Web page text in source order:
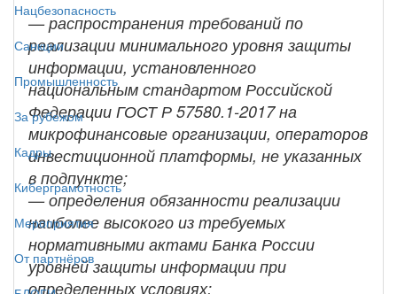
Нацбезопасность
Санкции
Промышленность
За рубежом
Кадры
Киберграмотность
Мероприятия
От партнёров
— распространения требований по
реализации минимального уровня защиты
информации, установленного
национальным стандартом Российской
Федерации ГОСТ Р 57580.1-2017 на
микрофинансовые организации, операторов
инвестиционной платформы, не указанных
в подпункте;
— определения обязанности реализации
наиболее высокого из требуемых
нормативными актами Банка России
уровней защиты информации при
определенных условиях;